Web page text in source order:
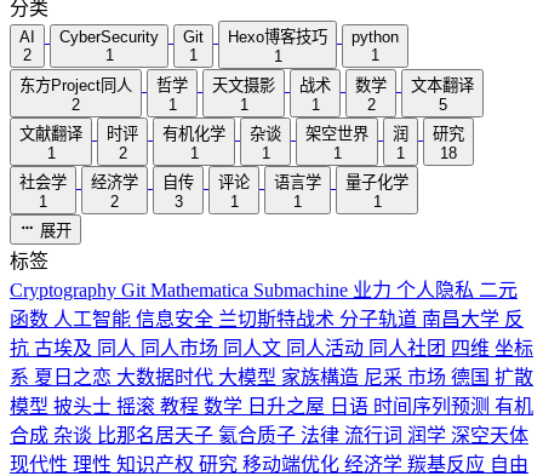
分类
AI
2
CyberSecurity
1
Git
1
Hexo博客技巧
1
python
1
东方Project同人
2
哲学
1
天文摄影
1
战术
1
数学
2
文本翻译
5
文献翻译
1
时评
2
有机化学
1
杂谈
1
架空世界
1
润
1
研究
18
社会学
1
经济学
2
自传
3
评论
1
语言学
1
量子化学
1
展开
标签
Cryptography Git Mathematica Submachine 业力 个人隐私 二元
函数 人工智能 信息安全 兰切斯特战术 分子轨道 南昌大学 反
抗 古埃及 同人 同人市场 同人文 同人活动 同人社团 四维 坐标
系 夏日之恋 大数据时代 大模型 家族構造 尼采 市场 德国 扩散
模型 披头士 摇滚 教程 数学 日升之屋 日语 时间序列预测 有机
合成 杂谈 比那名居天子 氦合质子 法律 流行词 润学 深空天体
现代性 理性 知识产权 研究 移动端优化 经济学 羰基反应 自由